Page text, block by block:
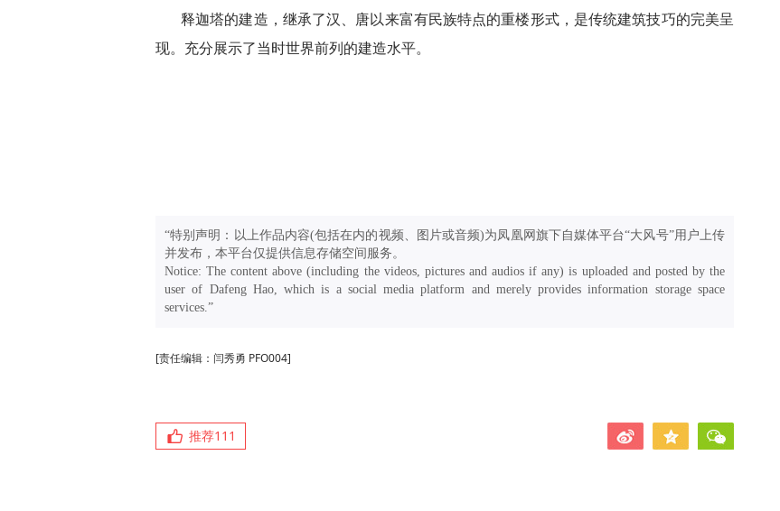
释迦塔的建造，继承了汉、唐以来富有民族特点的重楼形式，是传统建筑技巧的完美呈
现。充分展示了当时世界前列的建造水平。
“特别声明：以上作品内容(包括在内的视频、图片或音频)为凤凰网旗下自媒体平台“大风号”用户上传
并发布，本平台仅提供信息存储空间服务。
Notice: The content above (including the videos, pictures and audios if any) is uploaded and posted by the
user of Dafeng Hao, which is a social media platform and merely provides information storage space
services.”
[责任编辑：闫秀勇 PFO004]
推荐111